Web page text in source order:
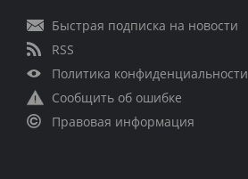
Быстрая подписка на новости
RSS
Политика конфиденциальности
Сообщить об ошибке
Правовая информация